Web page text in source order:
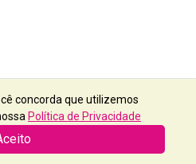
concorda que utilizemos
Política de Privacidade